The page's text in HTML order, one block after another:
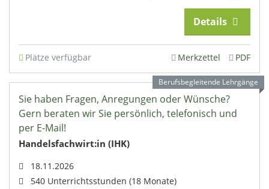
Details
Plätze verfügbar Merkzettel PDF
Sie haben Fragen, Anregungen oder Wünsche?
Gern beraten wir Sie persönlich, telefonisch und
per E-Mail!
Handelsfachwirt:in (IHK)
18.11.2026
540 Unterrichtsstunden (18 Monate)
Berufsbegleitende Lehrgänge